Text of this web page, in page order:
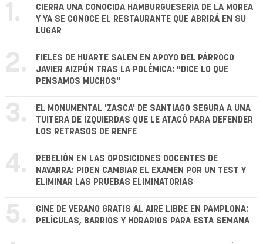
1.
CIERRA UNA CONOCIDA HAMBURGUESERÍA DE LA MOREA
Y YA SE CONOCE EL RESTAURANTE QUE ABRIRÁ EN SU
LUGAR
2.
FIELES DE HUARTE SALEN EN APOYO DEL PÁRROCO
JAVIER AIZPÚN TRAS LA POLÉMICA: "DICE LO QUE
PENSAMOS MUCHOS"
3.
EL MONUMENTAL 'ZASCA' DE SANTIAGO SEGURA A UNA
TUITERA DE IZQUIERDAS QUE LE ATACÓ PARA DEFENDER
LOS RETRASOS DE RENFE
4.
REBELIÓN EN LAS OPOSICIONES DOCENTES DE
NAVARRA: PIDEN CAMBIAR EL EXAMEN POR UN TEST Y
ELIMINAR LAS PRUEBAS ELIMINATORIAS
5.
CINE DE VERANO GRATIS AL AIRE LIBRE EN PAMPLONA:
PELÍCULAS, BARRIOS Y HORARIOS PARA ESTA SEMANA